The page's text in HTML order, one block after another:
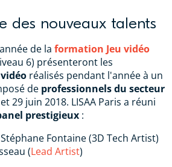
des nouveaux talents
de la formation Jeu vidéo
6) présenteront les
réalisés pendant l'année à un
de professionnels du secteur
29 juin 2018. LISAA Paris a réuni
prestigieux :
Fontaine (3D Tech Artist)
(Lead Artist)